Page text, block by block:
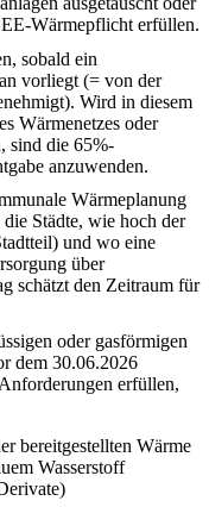
Wärmepflicht erfüllen.
sobald ein
vorliegt (= von der
Wird in diesem
Wärmenetzes oder
sind die 65%-
anzuwenden.
Wärmeplanung
Städte, wie hoch der
und wo eine
über
schätzt den Zeitraum für
oder gasförmigen
dem 30.06.2026
erfüllen,
bereitgestellten Wärme
Wasserstoff